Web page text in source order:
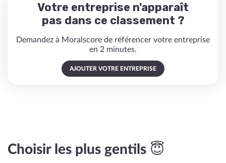
Votre entreprise n'apparaît
pas dans ce classement ?
Demandez à Moralscore de référencer votre entreprise
en 2 minutes.
AJOUTER VOTRE ENTREPRISE
Choisir les plus gentils 😇